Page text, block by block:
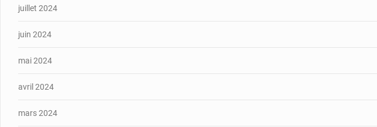
juillet 2024
juin 2024
mai 2024
avril 2024
mars 2024